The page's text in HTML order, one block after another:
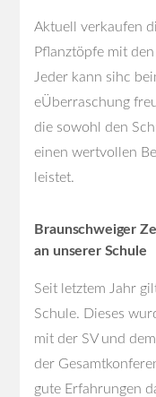
Aktuell verkaufen
Pflanztöpfe mit
Jeder kann sihc
eÜberraschung
die sowohl den
einen wertvollen
leistet.
Braunschweiger
an unserer Schule
Seit letztem Jahr
Schule. Dieses
mit der SV und
der
gute Erfahrungen